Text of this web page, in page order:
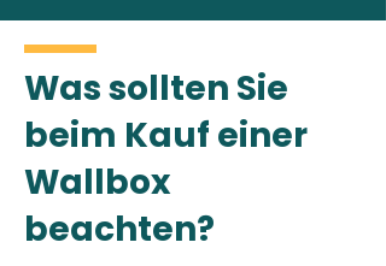
Was sollten Sie
beim Kauf einer
Wallbox
beachten?